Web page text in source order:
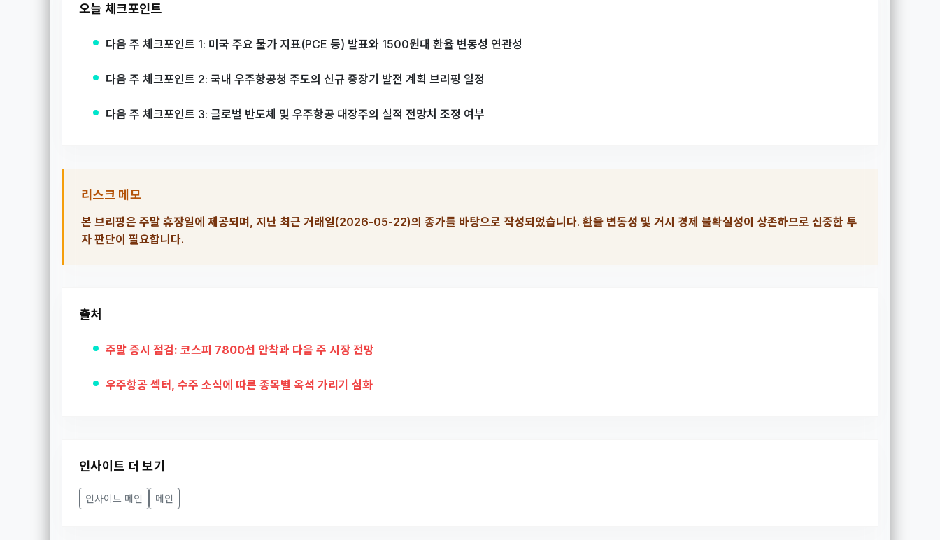
오늘 체크포인트
다음 주 체크포인트 1: 미국 주요 물가 지표(PCE 등) 발표와 1500원대 환율 변동성 연관성
다음 주 체크포인트 2: 국내 우주항공청 주도의 신규 중장기 발전 계획 브리핑 일정
다음 주 체크포인트 3: 글로벌 반도체 및 우주항공 대장주의 실적 전망치 조정 여부
리스크 메모
본 브리핑은 주말 휴장일에 제공되며, 지난 최근 거래일(2026-05-22)의 종가를 바탕으로 작성되었습니다. 환율 변동성 및 거시 경제 불확실성이 상존하므로 신중한 투
자 판단이 필요합니다.
출처
주말 증시 점검: 코스피 7800선 안착과 다음 주 시장 전망
우주항공 섹터, 수주 소식에 따른 종목별 옥석 가리기 심화
인사이트 더 보기
인사이트 메인 메인